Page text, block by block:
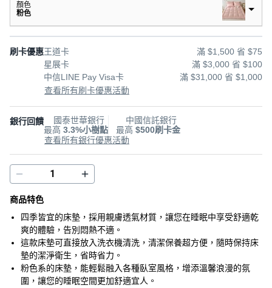
顏色
粉色
刷卡優惠王道卡
滿 $1,500 省 $75
星展卡
滿 $3,000 省 $100
中信LINE Pay Visa卡
滿 $31,000 省 $1,000
查看所有刷卡優惠活動
銀行回饋
國泰世華銀行
最高 3.3%小樹點
中國信託銀行
最高 $500刷卡金
查看所有銀行優惠活動
商品特色
四季皆宜的床墊，採用親膚透氣材質，讓您在睡眠中享受舒適乾
爽的體驗，告別悶熱不適。
這款床墊可直接放入洗衣機清洗，清潔保養超方便，隨時保持床
墊的潔淨衛生，省時省力。
粉色系的床墊，能輕鬆融入各種臥室風格，增添溫馨浪漫的氛
圍，讓您的睡眠空間更加舒適宜人。